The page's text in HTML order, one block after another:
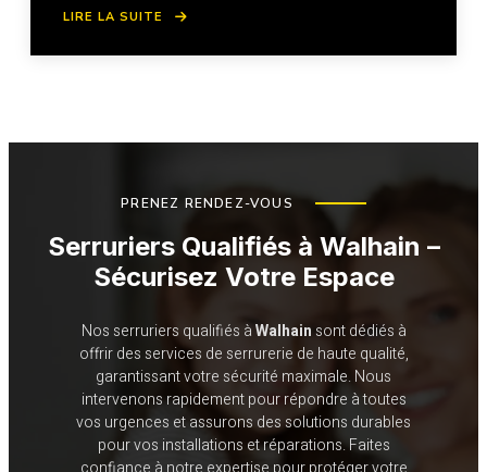
LIRE LA SUITE
PRENEZ RENDEZ-VOUS
Serruriers Qualifiés à Walhain –
Sécurisez Votre Espace
Nos serruriers qualifiés àWalhain sont dédiés à
offrir des services de serrurerie de haute qualité,
garantissant votre sécurité maximale. Nous
intervenons rapidement pour répondre à toutes
vos urgences et assurons des solutions durables
pour vos installations et réparations. Faites